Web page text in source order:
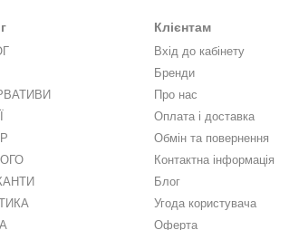
Клієнтам
Вхід до кабінету
Бренди
Про нас
Оплата і доставка
Обмін та повернення
Контактна інформація
Блог
Угода користувача
Оферта